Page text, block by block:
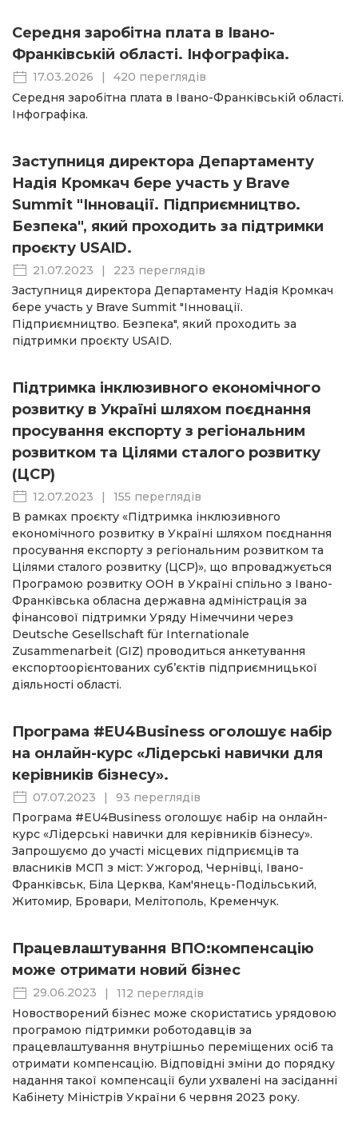
Середня заробітна плата в Івано-
Франківській області. Інфографіка.
17.03.2026
420 переглядів
Середня заробітна плата в Івано-Франківській області.
Інфографіка.
Заступниця директора Департаменту
Надія Кромкач бере участь у Brave
Summit "Інновації. Підприємництво.
Безпека", який проходить за підтримки
проєкту USAID.
21.07.2023 |
223 переглядів
Заступниця директора Департаменту Надія Кромкач
бере участь у Brave Summit "Інновації.
Підприємництво. Безпека", який проходить за
підтримки проєкту USAID.
Підтримка інклюзивного економічного
розвитку в Україні шляхом поєднання
просування експорту з регіональним
розвитком та Цілями сталого розвитку
(ЦСР)
12.07.2023 |
155 переглядів
В рамках проєкту «Підтримка інклюзивного
економічного розвитку в Україні шляхом поєднання
просування експорту з регіональним розвитком та
Цілями сталого розвитку (ЦСР)», що впроваджується
Програмою розвитку ООН в Україні спільно з Івано-
Франківська обласна державна адміністрація за
фінансової підтримки Уряду Німеччини через
Deutsche Gesellschaft für Internationale
Zusammenarbeit (GIZ) проводиться анкетування
експортоорієнтованих суб’єктів підприємницької
діяльності області.
Програма #EU4Business оголошує набір
на онлайн-курс «Лідерські навички для
керівників бізнесу».
07.07.2023 |
93 переглядів
Програма #EU4Business оголошує набір на онлайн-
курс «Лідерські навички для керівників бізнесу».
Запрошуємо до участі місцевих підприємців та
власників МСП з міст: Ужгород, Чернівці, Івано-
Франківськ, Біла Церква, Кам'янець-Подільський,
Житомир, Бровари, Мелітополь, Кременчук.
Працевлаштування ВПО:компенсацію
може отримати новий бізнес
29.06.2023 |
112 переглядів
Новостворений бізнес може скористатись урядовою
програмою підтримки роботодавців за
працевлаштування внутрішньо переміщених осіб та
отримати компенсацію. Відповідні зміни до порядку
надання такої компенсації були ухвалені на засіданні
Кабінету Міністрів України 6 червня 2023 року.